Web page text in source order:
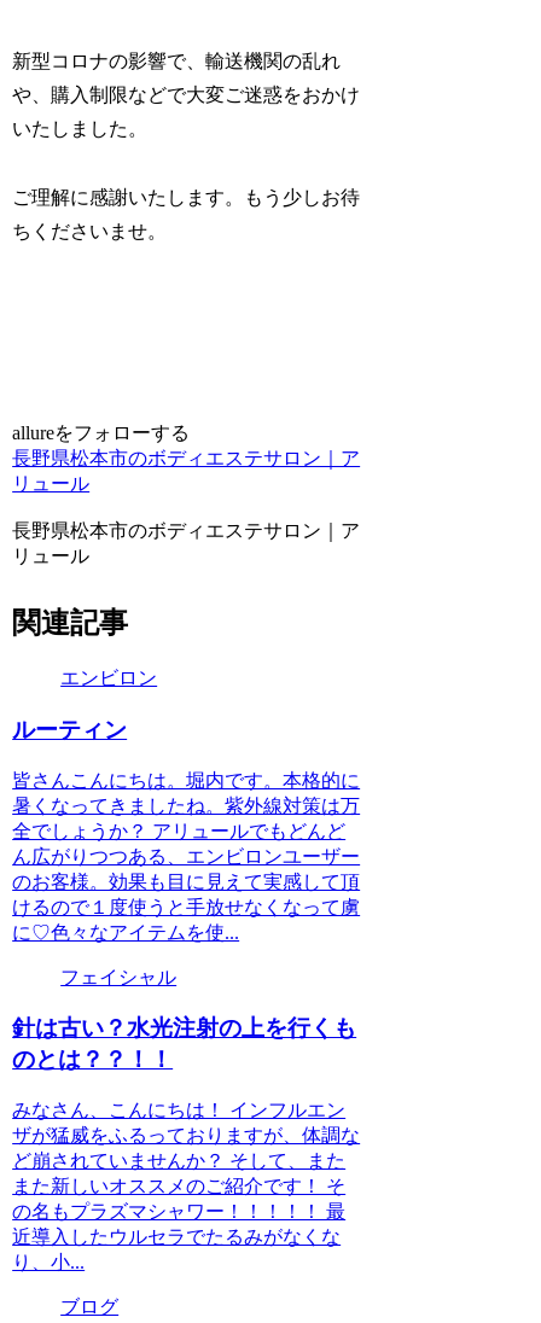
新型コロナの影響で、輸送機関の乱れ
や、購入制限などで大変ご迷惑をおかけ
いたしました。
ご理解に感謝いたします。もう少しお待
ちくださいませ。
allureをフォローする
長野県松本市のボディエステサロン｜ア
リュール
長野県松本市のボディエステサロン｜ア
リュール
関連記事
エンビロン
ルーティン
皆さんこんにちは。堀内です。本格的に
暑くなってきましたね。紫外線対策は万
全でしょうか？ アリュールでもどんど
ん広がりつつある、エンビロンユーザー
のお客様。効果も目に見えて実感して頂
けるので１度使うと手放せなくなって虜
に♡色々なアイテムを使...
フェイシャル
針は古い？水光注射の上を行くも
のとは？？！！
みなさん、こんにちは！ インフルエン
ザが猛威をふるっておりますが、体調な
ど崩されていませんか？ そして、また
また新しいオススメのご紹介です！ そ
の名もプラズマシャワー！！！！！ 最
近導入したウルセラでたるみがなくな
り、小...
ブログ